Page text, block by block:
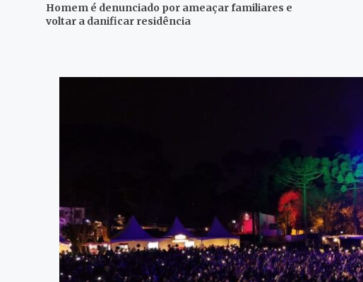
Homem é denunciado por ameaçar familiares e
voltar a danificar residência